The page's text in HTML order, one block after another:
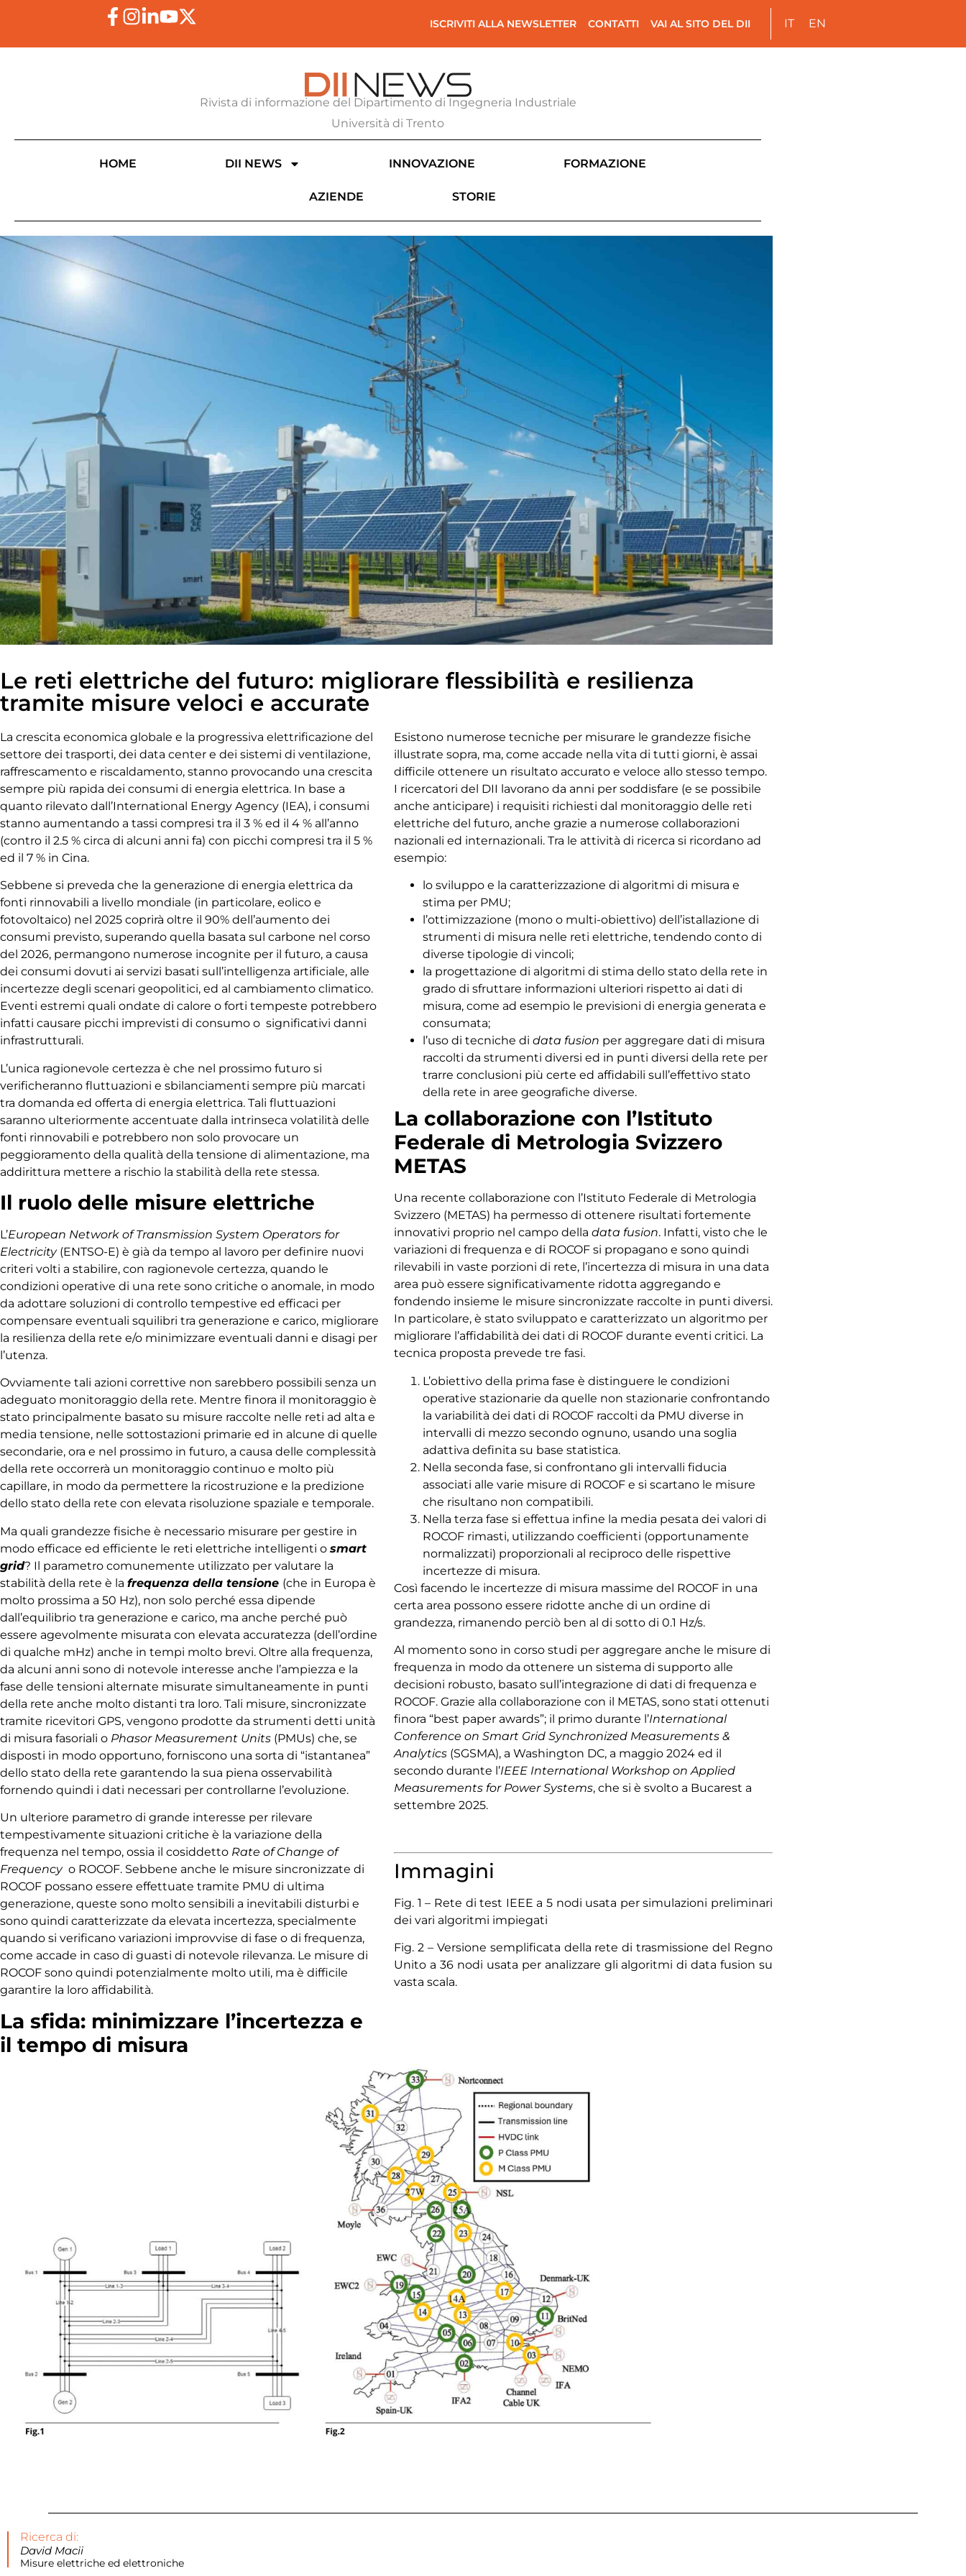
ISCRIVITI ALLA NEWSLETTER CONTATTI VAI AL SITO DEL DII IT EN
Rivista di informazione del Dipartimento di Ingegneria Industriale
Università di Trento
HOME DII NEWS INNOVAZIONE FORMAZIONE
AZIENDE STORIE
Le reti elettriche del futuro: migliorare flessibilità e resilienza
tramite misure veloci e accurate
La crescita economica globale e la progressiva elettrificazione del
settore dei trasporti, dei data center e dei sistemi di ventilazione,
raffrescamento e riscaldamento, stanno provocando una crescita
sempre più rapida dei consumi di energia elettrica. In base a
quanto rilevato dall’International Energy Agency (IEA), i consumi
stanno aumentando a tassi compresi tra il 3 % ed il 4 % all’anno
(contro il 2.5 % circa di alcuni anni fa) con picchi compresi tra il 5 %
ed il 7 % in Cina.
Sebbene si preveda che la generazione di energia elettrica da
fonti rinnovabili a livello mondiale (in particolare, eolico e
fotovoltaico) nel 2025 coprirà oltre il 90% dell’aumento dei
consumi previsto, superando quella basata sul carbone nel corso
del 2026, permangono numerose incognite per il futuro, a causa
dei consumi dovuti ai servizi basati sull’intelligenza artificiale, alle
incertezze degli scenari geopolitici, ed al cambiamento climatico.
Eventi estremi quali ondate di calore o forti tempeste potrebbero
infatti causare picchi imprevisti di consumo o significativi danni
infrastrutturali.
L’unica ragionevole certezza è che nel prossimo futuro si
verificheranno fluttuazioni e sbilanciamenti sempre più marcati
tra domanda ed offerta di energia elettrica. Tali fluttuazioni
saranno ulteriormente accentuate dalla intrinseca volatilità delle
fonti rinnovabili e potrebbero non solo provocare un
peggioramento della qualità della tensione di alimentazione, ma
addirittura mettere a rischio la stabilità della rete stessa.
Il ruolo delle misure elettriche
L’European Network of Transmission System Operators for
Electricity(ENTSO-E) è già da tempo al lavoro per definire nuovi
criteri volti a stabilire, con ragionevole certezza, quando le
condizioni operative di una rete sono critiche o anomale, in modo
da adottare soluzioni di controllo tempestive ed efficaci per
compensare eventuali squilibri tra generazione e carico, migliorare
la resilienza della rete e/o minimizzare eventuali danni e disagi per
l’utenza.
Ovviamente tali azioni correttive non sarebbero possibili senza un
adeguato monitoraggio della rete. Mentre finora il monitoraggio è
stato principalmente basato su misure raccolte nelle reti ad alta e
media tensione, nelle sottostazioni primarie ed in alcune di quelle
secondarie, ora e nel prossimo in futuro, a causa delle complessità
della rete occorrerà un monitoraggio continuo e molto più
capillare, in modo da permettere la ricostruzione e la predizione
dello stato della rete con elevata risoluzione spaziale e temporale.
Ma quali grandezze fisiche è necessario misurare per gestire in
modo efficace ed efficiente le reti elettriche intelligenti o smart
grid? Il parametro comunemente utilizzato per valutare la
stabilità della rete è la frequenza della tensione (che in Europa è
molto prossima a 50 Hz), non solo perché essa dipende
dall’equilibrio tra generazione e carico, ma anche perché può
essere agevolmente misurata con elevata accuratezza (dell’ordine
di qualche mHz) anche in tempi molto brevi. Oltre alla frequenza,
da alcuni anni sono di notevole interesse anche l’ampiezza e la
fase delle tensioni alternate misurate simultaneamente in punti
della rete anche molto distanti tra loro. Tali misure, sincronizzate
tramite ricevitori GPS, vengono prodotte da strumenti detti unità
di misura fasoriali o Phasor Measurement Units (PMUs) che, se
disposti in modo opportuno, forniscono una sorta di “istantanea”
dello stato della rete garantendo la sua piena osservabilità
fornendo quindi i dati necessari per controllarne l’evoluzione.
Un ulteriore parametro di grande interesse per rilevare
tempestivamente situazioni critiche è la variazione della
frequenza nel tempo, ossia il cosiddetto Rate of Change of
Frequencyo ROCOF. Sebbene anche le misure sincronizzate di
ROCOF possano essere effettuate tramite PMU di ultima
generazione, queste sono molto sensibili a inevitabili disturbi e
sono quindi caratterizzate da elevata incertezza, specialmente
quando si verificano variazioni improvvise di fase o di frequenza,
come accade in caso di guasti di notevole rilevanza. Le misure di
ROCOF sono quindi potenzialmente molto utili, ma è difficile
garantire la loro affidabilità.
La sfida: minimizzare l’incertezza e
il tempo di misura
Esistono numerose tecniche per misurare le grandezze fisiche
illustrate sopra, ma, come accade nella vita di tutti giorni, è assai
difficile ottenere un risultato accurato e veloce allo stesso tempo.
I ricercatori del DII lavorano da anni per soddisfare (e se possibile
anche anticipare) i requisiti richiesti dal monitoraggio delle reti
elettriche del futuro, anche grazie a numerose collaborazioni
nazionali ed internazionali. Tra le attività di ricerca si ricordano ad
esempio:
lo sviluppo e la caratterizzazione di algoritmi di misura e
stima per PMU;
l’ottimizzazione (mono o multi-obiettivo) dell’istallazione di
strumenti di misura nelle reti elettriche, tendendo conto di
diverse tipologie di vincoli;
la progettazione di algoritmi di stima dello stato della rete in
grado di sfruttare informazioni ulteriori rispetto ai dati di
misura, come ad esempio le previsioni di energia generata e
consumata;
l’uso di tecniche didata fusion per aggregare dati di misura
raccolti da strumenti diversi ed in punti diversi della rete per
trarre conclusioni più certe ed affidabili sull’effettivo stato
della rete in aree geografiche diverse.
La collaborazione con l’Istituto
Federale di Metrologia Svizzero
METAS
Una recente collaborazione con l’Istituto Federale di Metrologia
Svizzero (METAS) ha permesso di ottenere risultati fortemente
innovativi proprio nel campo delladata fusion. Infatti, visto che le
variazioni di frequenza e di ROCOF si propagano e sono quindi
rilevabili in vaste porzioni di rete, l’incertezza di misura in una data
area può essere significativamente ridotta aggregando e
fondendo insieme le misure sincronizzate raccolte in punti diversi.
In particolare, è stato sviluppato e caratterizzato un algoritmo per
migliorare l’affidabilità dei dati di ROCOF durante eventi critici. La
tecnica proposta prevede tre fasi.
L’obiettivo della prima fase è distinguere le condizioni
operative stazionarie da quelle non stazionarie confrontando
la variabilità dei dati di ROCOF raccolti da PMU diverse in
intervalli di mezzo secondo ognuno, usando una soglia
adattiva definita su base statistica.
Nella seconda fase, si confrontano gli intervalli fiducia
associati alle varie misure di ROCOF e si scartano le misure
che risultano non compatibili.
Nella terza fase si effettua infine la media pesata dei valori di
ROCOF rimasti, utilizzando coefficienti (opportunamente
normalizzati) proporzionali al reciproco delle rispettive
incertezze di misura.
Così facendo le incertezze di misura massime del ROCOF in una
certa area possono essere ridotte anche di un ordine di
grandezza, rimanendo perciò ben al di sotto di 0.1 Hz/s.
Al momento sono in corso studi per aggregare anche le misure di
frequenza in modo da ottenere un sistema di supporto alle
decisioni robusto, basato sull’integrazione di dati di frequenza e
ROCOF. Grazie alla collaborazione con il METAS, sono stati ottenuti
finora “best paper awards”; il primo durante l’International
Conference on Smart Grid Synchronized Measurements &
Analytics (SGSMA), a Washington DC, a maggio 2024 ed il
secondo durante l’IEEE International Workshop on Applied
Measurements for Power Systems, che si è svolto a Bucarest a
settembre 2025.
Immagini
Fig. 1 – Rete di test IEEE a 5 nodi usata per simulazioni preliminari
dei vari algoritmi impiegati
Fig. 2 – Versione semplificata della rete di trasmissione del Regno
Unito a 36 nodi usata per analizzare gli algoritmi di data fusion su
vasta scala.
Ricerca di:
David Macii
Misure elettriche ed elettroniche